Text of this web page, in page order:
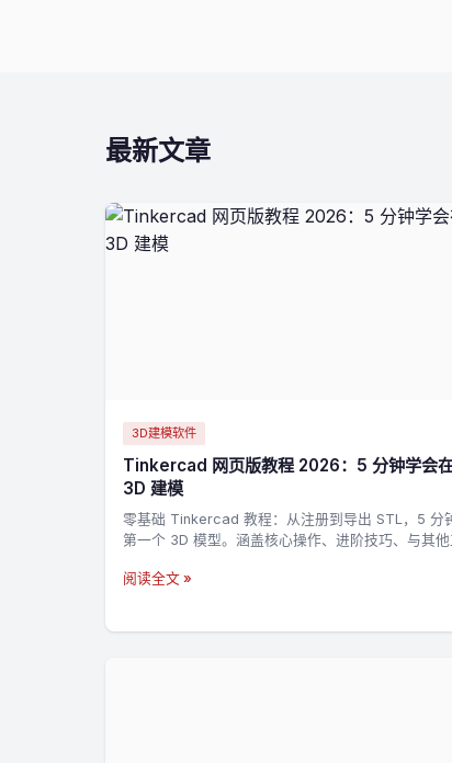
最新文章
3D建模软件
Tinkercad 网页版教程 2026：5 分钟学会
3D 建模
零基础 Tinkercad 教程：从注册到导出 STL，5 分
第一个 3D 模型。涵盖核心操作、进阶技巧、与其他
阅读全文 »